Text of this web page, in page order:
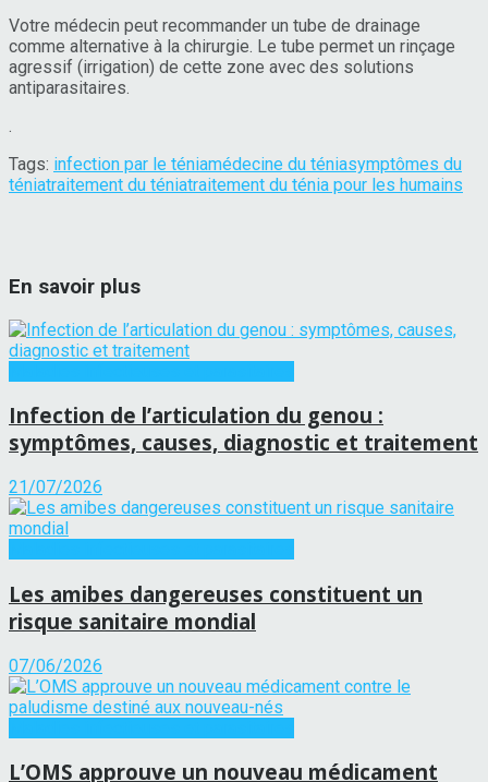
Votre médecin peut recommander un tube de drainage
comme alternative à la chirurgie. Le tube permet un rinçage
agressif (irrigation) de cette zone avec des solutions
antiparasitaires.
.
Tags: infection par le téniamédecine du téniasymptômes du
téniatraitement du téniatraitement du ténia pour les humains
En savoir plus
Infection de l’articulation du genou :
symptômes, causes, diagnostic et traitement
21/07/2026
Les amibes dangereuses constituent un
risque sanitaire mondial
07/06/2026
L’OMS approuve un nouveau médicament